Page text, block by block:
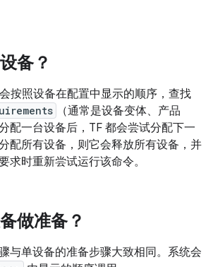
备？
按照设备在配置中显示的顺序，查找
（通常是设备变体、产品
配一台设备后，TF 都会尝试分配下一
配所有设备，则它会释放所有设备，并
求时重新尝试运行该命令。
做准备？
与单设备的准备步骤大致相同。系统会